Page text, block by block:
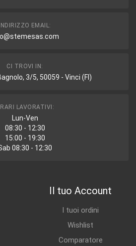
INDIRIZZO EMAIL:
CI TROVI IN:
3/5, 50059 - Vinci (FI)
LAVORATIVI:
Lun-Ven
08:30 - 12:30
15:00 - 19:30
08:30 - 12:30
Il tuo Account
I tuoi ordini
Wishlist
Comparatore